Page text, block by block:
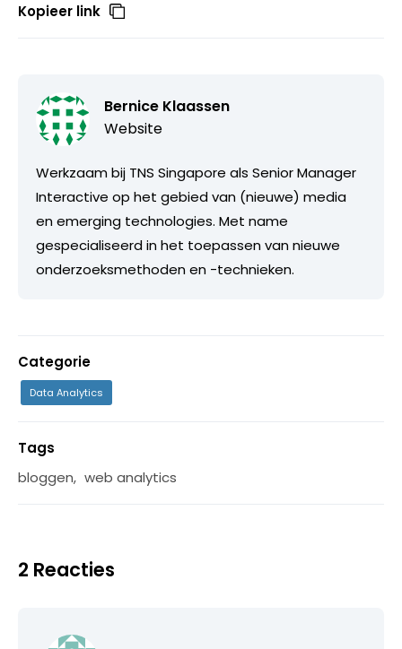
Kopieer link
Bernice Klaassen
Website
Werkzaam bij TNS Singapore als Senior Manager
Interactive op het gebied van (nieuwe) media
en emerging technologies. Met name
gespecialiseerd in het toepassen van nieuwe
onderzoeksmethoden en -technieken.
Categorie
Data Analytics
Tags
bloggen, web analytics
2 Reacties